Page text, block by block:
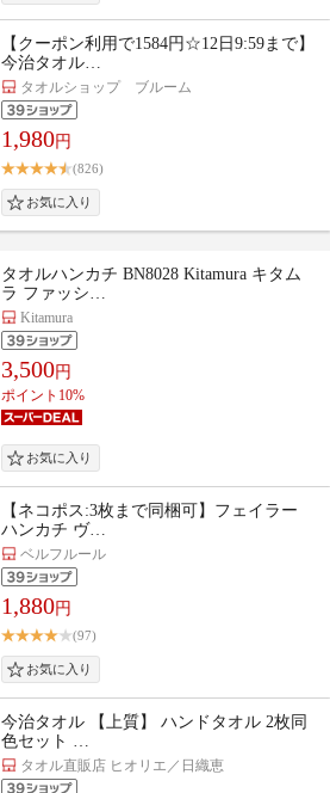
【クーポン利用で1584円☆12日9:59まで】
今治タオル…
タオルショップ ブルーム
1,980円
(826)
タオルハンカチ BN8028 Kitamura キタム
ラ ファッシ…
Kitamura
3,500円
ポイント10%
【ネコポス:3枚まで同梱可】フェイラー
ハンカチ ヴ…
ベルフルール
1,880円
(97)
今治タオル 【上質】 ハンドタオル 2枚同
色セット …
タオル直販店 ヒオリエ／日織恵